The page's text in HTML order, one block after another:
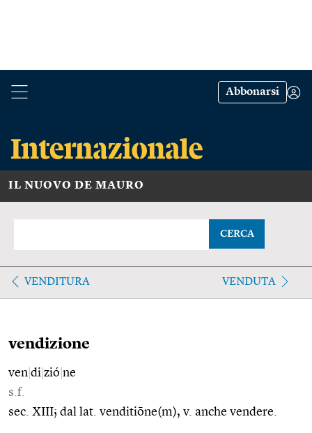
Abbonarsi
IL NUOVO DE MAURO
CERCA
VENDITURA VENDUTA
vendizione
ven di zió ne
s.f.
sec. XIII; dal lat. venditiōne(m), v. anche vendere.